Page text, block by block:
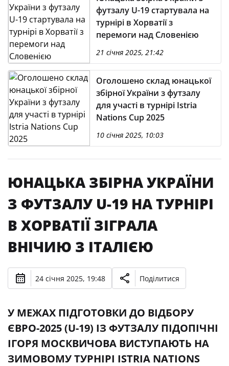
футзалу U-19 стартувала на
турнірі в Хорватії з
перемоги над Словенією
21 січня 2025, 21:42
Оголошено склад юнацької
збірної України з футзалу
для участі в турнірі Istria
Nations Cup 2025
10 січня 2025, 10:03
ЮНАЦЬКА ЗБІРНА УКРАЇНИ
З ФУТЗАЛУ U-19 НА ТУРНІРІ
В ХОРВАТІЇ ЗІГРАЛА
ВНІЧИЮ З ІТАЛІЄЮ
24 січня 2025, 19:48 Поділитися
У МЕЖАХ ПІДГОТОВКИ ДО ВІДБОРУ
ЄВРО-2025 (U-19) ІЗ ФУТЗАЛУ ПІДОПІЧНІ
ІГОРЯ МОСКВИЧОВА ВИСТУПАЮТЬ НА
ЗИМОВОМУ ТУРНІРІ ISTRIA NATIONS